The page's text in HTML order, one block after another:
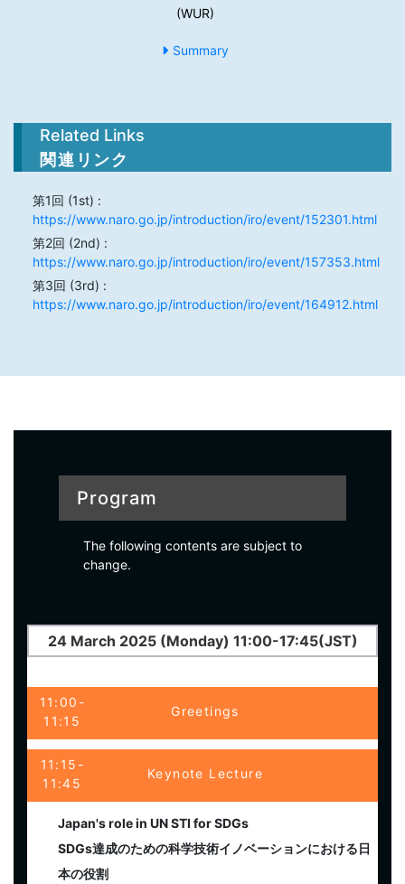
(WUR)
Summary
Related Links
関連リンク
第1回 (1st) :
https://www.naro.go.jp/introduction/iro/event/152301.html
第2回 (2nd) :
https://www.naro.go.jp/introduction/iro/event/157353.html
第3回 (3rd) :
https://www.naro.go.jp/introduction/iro/event/164912.html
Program
The following contents are subject to
change.
24 March 2025 (Monday) 11:00-17:45(JST)
11:00-
11:15
Greetings
11:15-
11:45
Keynote Lecture
Japan's role in UN STI for SDGs
SDGs達成のための科学技術イノベーションにおける日
本の役割